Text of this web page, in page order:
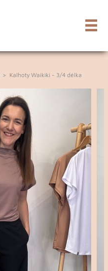
> Kalhoty Waikiki - 3/4 délka